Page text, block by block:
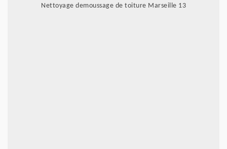
Nettoyage demoussage de toiture Marseille 13